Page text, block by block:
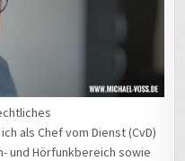
als Chef vom Dienst (CvD)
und Hörfunkbereich sowie